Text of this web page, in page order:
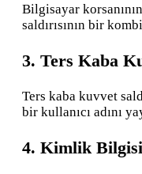
Bilgisayar
saldırısının bir
3. Ters Kaba
Ters kaba kuvvet
bir kullanıcı adını
4. Kimlik